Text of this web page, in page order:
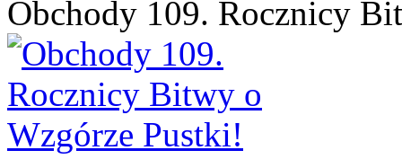
Obchody 109. Rocznicy